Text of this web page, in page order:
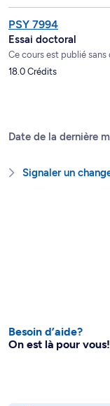
PSY 7994
Essai doctoral
Ce cours est publié
18.0 Crédits
Date de la dernière
Signaler un
Besoin d’aide?
On est là pour vous!